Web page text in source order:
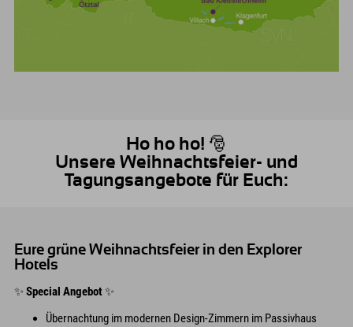
Ho ho ho! 🎅
Unsere Weihnachtsfeier- und
Tagungsangebote für Euch:
Eure grüne Weihnachtsfeier in den Explorer
Hotels
✨Special Angebot✨
Übernachtung im modernen Design-Zimmern im Passivhaus